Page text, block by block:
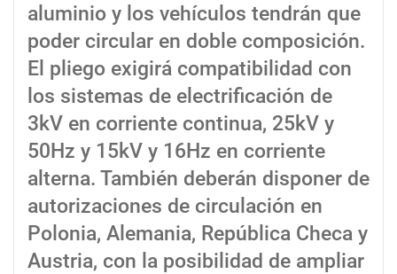
aluminio y los vehículos tendrán que
poder circular en doble composición.
El pliego exigirá compatibilidad con
los sistemas de electrificación de
3kV en corriente continua, 25kV y
50Hz y 15kV y 16Hz en corriente
alterna. También deberán disponer de
autorizaciones de circulación en
Polonia, Alemania, República Checa y
Austria, con la posibilidad de ampliar